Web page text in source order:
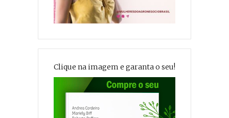
Clique na imagem e garanta o seu!